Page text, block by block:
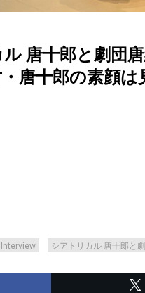
ル 唐十郎と劇
唐十郎の素顔は
Interview シアトリカル 唐十郎と